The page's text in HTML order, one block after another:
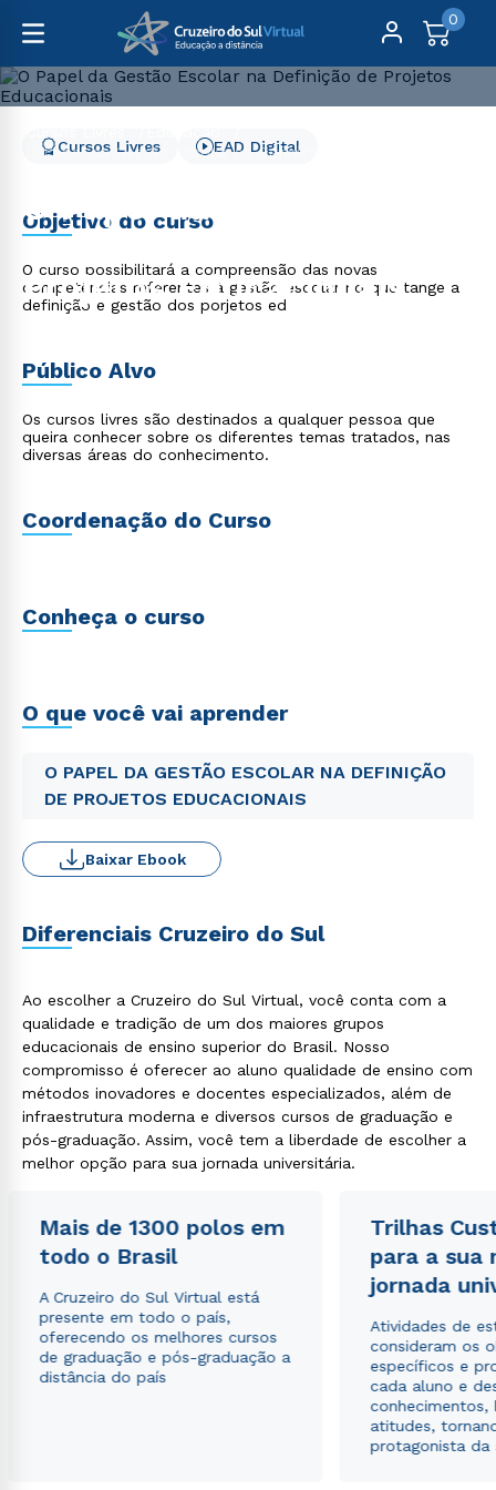
0
O Papel da Gestão Escolar na Definição de Projetos
O Papel da Gestão
Escolar na Definição de
Projetos Educacionais
Cursos Livres EAD Digital
Objetivo do curso
O curso possibilitará a compreensão das novas
competências referentes à gestão escolar no que tange a
definição e gestão dos porjetos ed
Público Alvo
Os cursos livres são destinados a qualquer pessoa que
queira conhecer sobre os diferentes temas tratados, nas
diversas áreas do conhecimento.
Coordenação do Curso
Conheça o curso
O que você vai aprender
O PAPEL DA GESTÃO ESCOLAR NA DEFINIÇÃO
DE PROJETOS EDUCACIONAIS
Baixar Ebook
Diferenciais Cruzeiro do Sul
Ao escolher a Cruzeiro do Sul Virtual, você conta com a
qualidade e tradição de um dos maiores grupos
educacionais de ensino superior do Brasil. Nosso
compromisso é oferecer ao aluno qualidade de ensino com
métodos inovadores e docentes especializados, além de
infraestrutura moderna e diversos cursos de graduação e
pós-graduação. Assim, você tem a liberdade de escolher a
melhor opção para sua jornada universitária.
Mais de 1300 polos em
todo o Brasil
A Cruzeiro do Sul Virtual está
presente em todo o país,
oferecendo os melhores cursos
de graduação e pós-graduação a
distância do país
Trilhas
para a sua
jornada
Atividades de
consideram os
específicos e
cada aluno e
conhecimentos,
atitudes,
protagonista da